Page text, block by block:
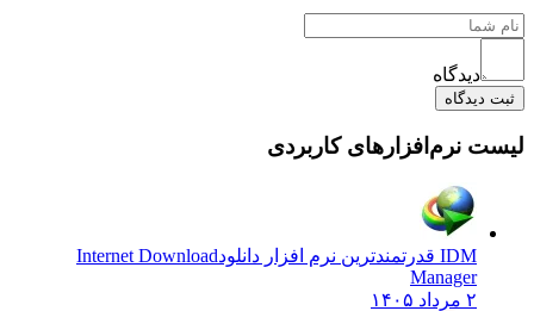
دیدگاه
ثبت دیدگاه
لیست نرم‌افزارهای کاربردی
IDM قدرتمندترین نرم افزار دانلود
Internet Download
Manager
۲ مرداد ۱۴۰۵